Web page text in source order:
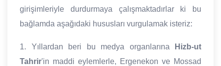
girişimleriyle durdurmaya çalışmaktadırlar ki bu
bağlamda aşağıdaki hususları vurgulamak isteriz:
1. Yıllardan beri bu medya organlarına
Hizb-ut
Tahrir'in maddi eylemlerle, Ergenekon ve Mossad